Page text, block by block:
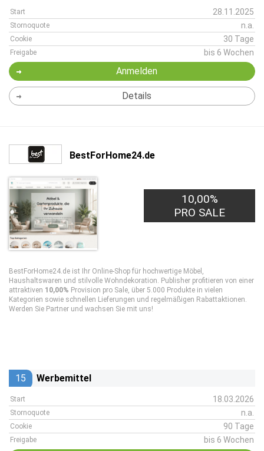
Start 28.11.2025
Stornoquote n.a.
Cookie 30 Tage
Freigabe bis 6 Wochen
Anmelden
Details
BestForHome24.de
10,00%
PRO SALE
BestForHome24.de ist Ihr Online-Shop für hochwertige Möbel,
Haushaltswaren und stilvolle Wohndekoration. Publisher profitieren von einer
attraktiven 10,00% Provision pro Sale, über 5.000 Produkte in vielen
Kategorien sowie schnellen Lieferungen und regelmäßigen Rabattaktionen.
Werden Sie Partner und wachsen Sie mit uns!
15 Werbemittel
Start 18.03.2026
Stornoquote n.a.
Cookie 90 Tage
Freigabe bis 6 Wochen